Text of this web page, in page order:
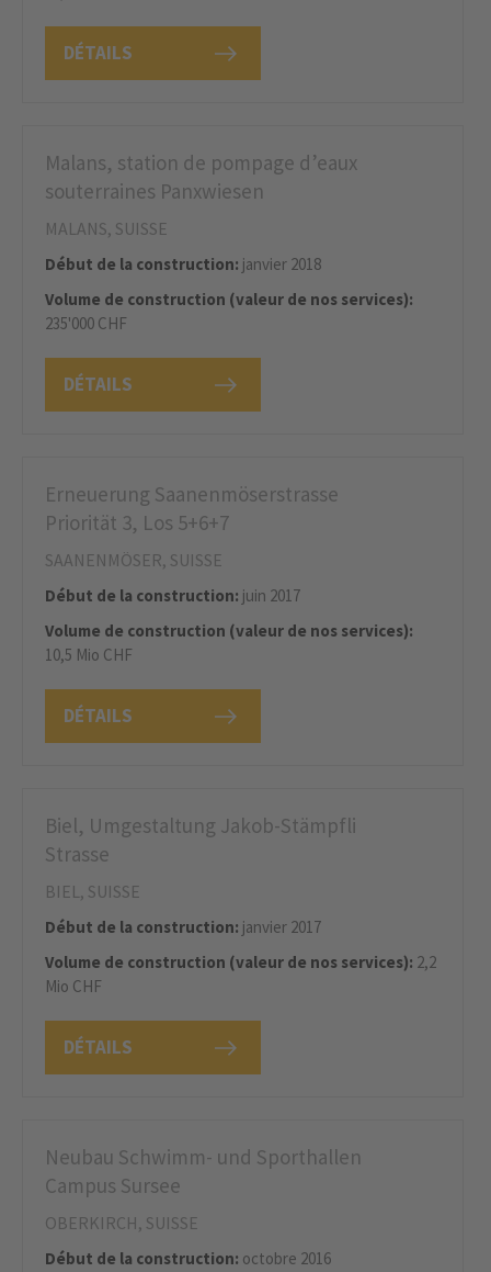
DÉTAILS
DÉTAILS
Malans, station de pompage d’eaux
souterraines Panxwiesen
MALANS, SUISSE
Début de la construction: janvier 2018
Volume de construction (valeur de nos services):
235'000 CHF
DÉTAILS
Erneuerung Saanenmöserstrasse
Priorität 3, Los 5+6+7
SAANENMÖSER, SUISSE
Début de la construction: juin 2017
Volume de construction (valeur de nos services):
10,5 Mio CHF
DÉTAILS
Biel, Umgestaltung Jakob-Stämpfli
Strasse
BIEL, SUISSE
Début de la construction: janvier 2017
Volume de construction (valeur de nos services): 2,2
Mio CHF
Neubau Schwimm- und Sporthallen
Campus Sursee
OBERKIRCH, SUISSE
Début de la construction: octobre 2016